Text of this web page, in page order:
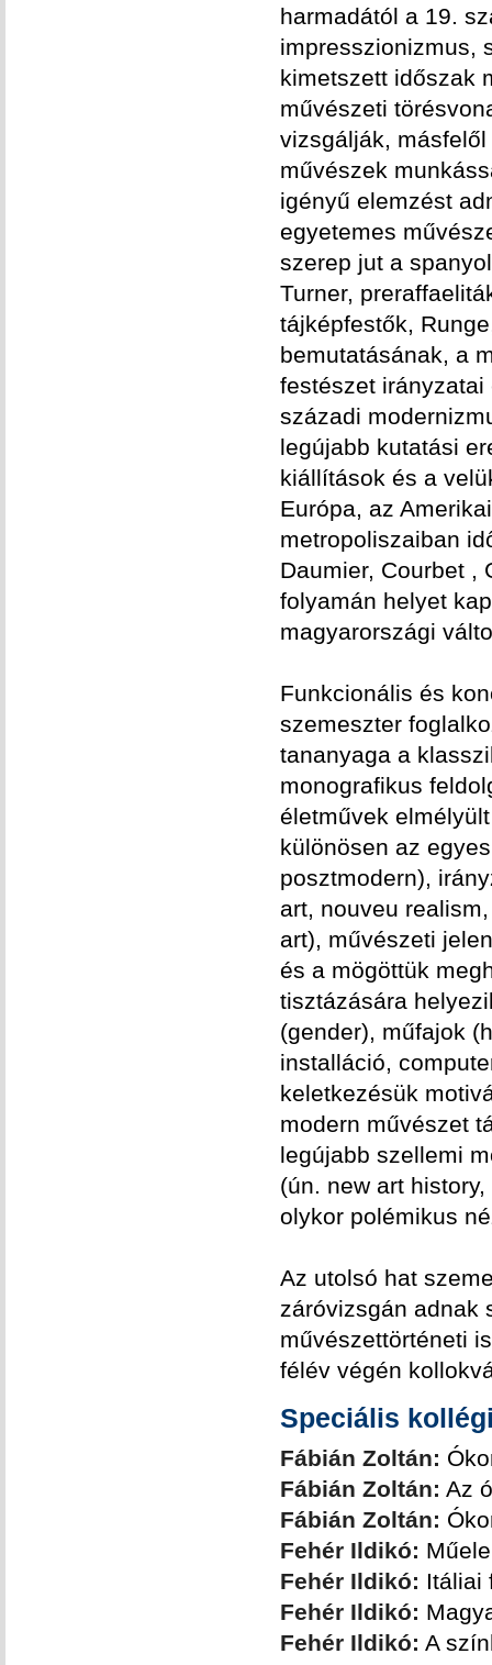
harmadától a 19.
impresszionizmus,
kimetszett időszak
művészeti
vizsgálják,
művészek
igényű elemzést
egyetemes
szerep jut a
Turner,
tájképfestők,
bemutatásának, a
festészet
századi
legújabb kutatási
kiállítások és a
Európa, az
metropoliszaiban
Daumier, Courbet ,
folyamán helyet
magyarországi
Funkcionális és
szemeszter
tananyaga a
monografikus
életművek
különösen az
posztmodern),
art, nouveu
art), művészeti
és a mögöttük
tisztázására
(gender), műfajok
installáció,
keletkezésük
modern művészet
legújabb szellemi
(ún. new art
olykor polémikus
Az utolsó hat
záróvizsgán adnak
művészettörténeti
félév végén
Speciális
Fábián Zoltán:
Fábián Zoltán: Az
Fábián Zoltán:
Fehér Ildikó:
Fehér Ildikó: Itáliai
Fehér Ildikó:
Fehér Ildikó: A